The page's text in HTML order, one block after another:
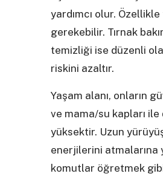
yardımcı olur.
gerekebilir. Tırnak
temizliği ise düzenli
riskini azaltır.
Yaşam alanı, onların
ve mama/su kapları
yüksektir. Uzun
enerjilerini atmalarına
komutlar öğretmek